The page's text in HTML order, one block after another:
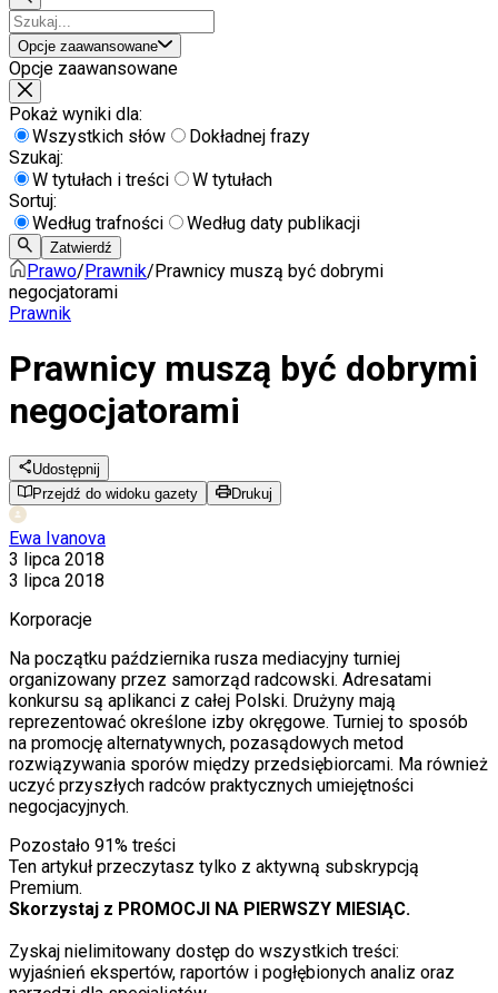
Opcje zaawansowane
Opcje zaawansowane
Pokaż wyniki dla:
Wszystkich słów
Dokładnej frazy
Szukaj:
W tytułach i treści
W tytułach
Sortuj:
Według trafności
Według daty publikacji
Zatwierdź
Prawo/Prawnik/Prawnicy muszą być dobrymi
negocjatorami
Prawnik
Prawnicy muszą być dobrymi
negocjatorami
Udostępnij
Przejdź do widoku gazety
Drukuj
Ewa Ivanova
3 lipca 2018
3 lipca 2018
Korporacje
Na początku października rusza mediacyjny turniej
organizowany przez samorząd radcowski. Adresatami
konkursu są aplikanci z całej Polski. Drużyny mają
reprezentować określone izby okręgowe. Turniej to sposób
na promocję alternatywnych, pozasądowych metod
rozwiązywania sporów między przedsiębiorcami. Ma również
uczyć przyszłych radców praktycznych umiejętności
negocjacyjnych.
Pozostało 91% treści
Ten artykuł przeczytasz tylko z aktywną subskrypcją
Premium.
Skorzystaj z PROMOCJI NA PIERWSZY MIESIĄC.
Zyskaj nielimitowany dostęp do wszystkich treści:
wyjaśnień ekspertów, raportów i pogłębionych analiz oraz